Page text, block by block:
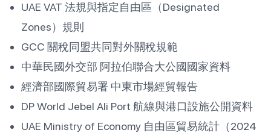
UAE VAT 法規與指定自由區（Designated
Zones）規則
GCC 關稅同盟共同對外關稅規範
中華民國外交部 阿拉伯聯合大公國國家資料
經濟部國際貿易署 中東市場經貿報告
DP World Jebel Ali Port 航線與港口設施公開資料
UAE Ministry of Economy 自由區貿易統計（2024